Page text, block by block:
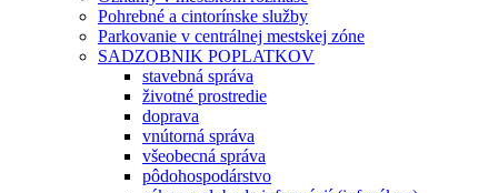
Pohrebné a cintorínske služby
Parkovanie v centrálnej mestskej zóne
SADZOBNIK POPLATKOV
stavebná správa
životné prostredie
doprava
vnútorná správa
všeobecná správa
pôdohospodárstvo